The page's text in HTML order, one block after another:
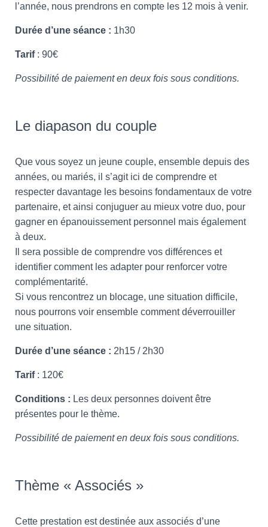
l’année, nous prendrons en compte les 12 mois à venir.
Durée d’une séance : 1h30
Tarif: 90€
Possibilité de paiement en deux fois sous conditions.
Le diapason du couple
Que vous soyez un jeune couple, ensemble depuis des
années, ou mariés, il s’agit ici de comprendre et
respecter davantage les besoins fondamentaux de votre
partenaire, et ainsi conjuguer au mieux votre duo, pour
gagner en épanouissement personnel mais également
à deux.
sera possible de comprendre vos différences et
identifier comment les adapter pour renforcer votre
complémentarité.
Si vous rencontrez un blocage, une situation difficile,
nous pourrons voir ensemble comment déverrouiller
une situation.
Durée d’une séance : 2h15 / 2h30
Tarif: 120€
Conditions : Les deux personnes doivent être
présentes pour le thème.
Possibilité de paiement en deux fois sous conditions.
Thème « Associés »
Cette prestation est destinée aux associés d’une